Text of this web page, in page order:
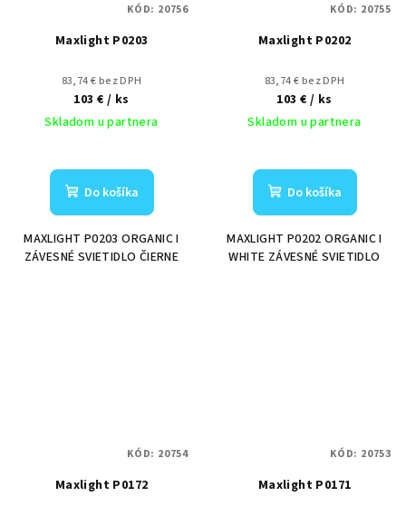
Maxlight P0203
83,74 € bez DPH
103 € / ks
Skladom u partnera
Do košíka
MAXLIGHT P0203 ORGANIC I
ZÁVESNÉ SVIETIDLO ČIERNE
KÓD: 20756
Maxlight P0202
83,74 € bez DPH
103 € / ks
Skladom u partnera
Do košíka
MAXLIGHT P0202 ORGANIC I
WHITE ZÁVESNÉ SVIETIDLO
KÓD: 20755
Maxlight P0172
KÓD: 20754
Maxlight P0171
KÓD: 20753